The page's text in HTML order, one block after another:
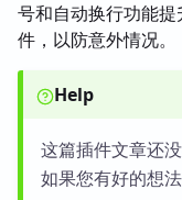
号和自动换行功能
件，以防意外情况。
Help
这篇插件文章还
如果您有好的想